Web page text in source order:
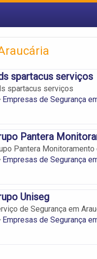
spartacus serviços
spartacus serviços
Empresas de Segurança
Pantera
Pantera
Empresas de Segurança
Uniseg
de Segurança em
Empresas de Segurança